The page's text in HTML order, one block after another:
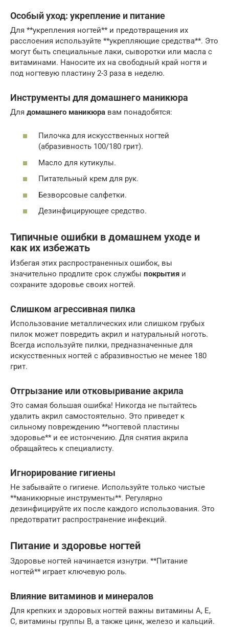
Особый уход: укрепление и питание
Для **укрепления ногтей** и предотвращения их
расслоения используйте **укрепляющие средства**. Это
могут быть специальные лаки, сыворотки или масла с
витаминами. Наносите их на свободный край ногтя и
под ногтевую пластину 2-3 раза в неделю.
Инструменты для домашнего маникюра
Для домашнего маникюра вам понадобятся:
Пилочка для искусственных ногтей
(абразивность 100/180 грит).
Масло для кутикулы.
Питательный крем для рук.
Безворсовые салфетки.
Дезинфицирующее средство.
Типичные ошибки в домашнем уходе и
как их избежать
Избегая этих распространенных ошибок, вы
значительно продлите срок службы покрытия и
сохраните здоровье своих ногтей.
Слишком агрессивная пилка
Использование металлических или слишком грубых
пилок может повредить акрил и натуральный ноготь.
Всегда используйте пилки, предназначенные для
искусственных ногтей с абразивностью не менее 180
грит.
Отгрызание или отковыривание акрила
Это самая большая ошибка! Никогда не пытайтесь
удалить акрил самостоятельно. Это приведет к
сильному повреждению **ногтевой пластины
здоровье** и ее истончению. Для снятия акрила
обращайтесь к специалисту.
Игнорирование гигиены
Не забывайте о гигиене. Используйте только чистые
**маникюрные инструменты**. Регулярно
дезинфицируйте их после каждого использования. Это
предотвратит распространение инфекций.
Питание и здоровье ногтей
Здоровье ногтей начинается изнутри. **Питание
ногтей** играет ключевую роль.
Влияние витаминов и минералов
Для крепких и здоровых ногтей важны витамины А, Е,
С, витамины группы В, а также цинк, железо и кальций.